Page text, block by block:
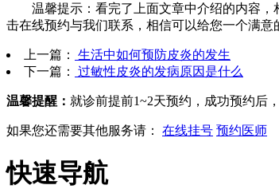
温馨提示：看完了上面文章中介绍的内容，
击在线预约与我们联系，相信可以给您一个满意
上一篇：
生活中如何预防皮炎的发生
下一篇：
过敏性皮炎的发病原因是什么
温馨提醒： 就诊前提前1~2天预约，成功预约后
如果您还需要其他服务请： 在线挂号 预约医师
快速导航